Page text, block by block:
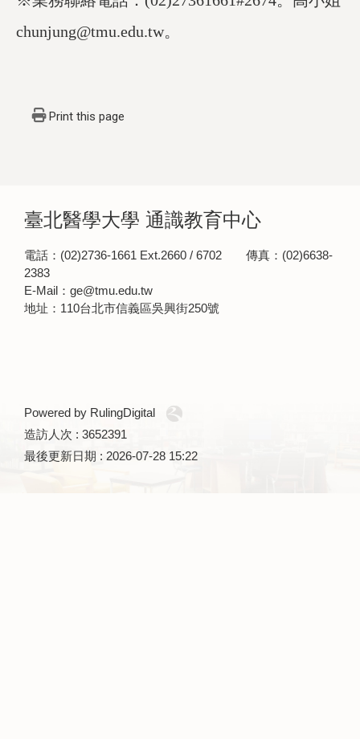
chunjung@tmu.edu.tw。
Print this page
臺北醫學大學 通識教育中心
電話：(02)2736-1661 Ext.2660 / 6702 傳真：(02)6638-
2383
E-Mail：ge@tmu.edu.tw
地址：110台北市信義區吳興街250號
Powered by RulingDigital
造訪人次 : 3652391
最後更新日期 : 2026-07-28 15:22